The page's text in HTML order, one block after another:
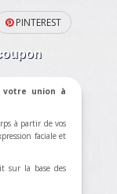
PINTEREST
votre union à
à partir de vos
faciale et
sur la base des